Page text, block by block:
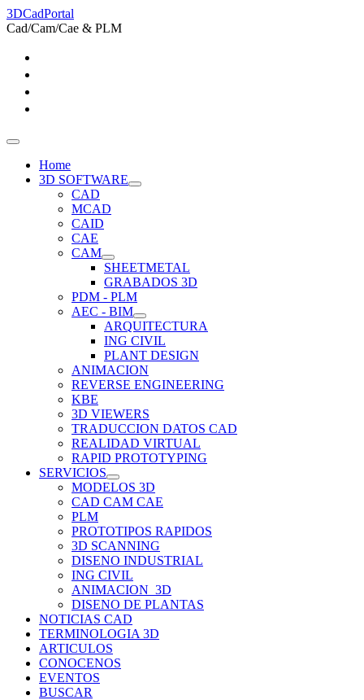
3DCadPortal
Cad/Cam/Cae & PLM
Home
3D SOFTWARE
CAD
MCAD
CAID
CAE
CAM
SHEETMETAL
GRABADOS 3D
PDM - PLM
AEC - BIM
ARQUITECTURA
ING CIVIL
PLANT DESIGN
ANIMACION
REVERSE ENGINEERING
KBE
3D VIEWERS
TRADUCCION DATOS CAD
REALIDAD VIRTUAL
RAPID PROTOTYPING
SERVICIOS
MODELOS 3D
CAD CAM CAE
PLM
PROTOTIPOS RAPIDOS
3D SCANNING
DISENO INDUSTRIAL
ING CIVIL
ANIMACION_3D
DISENO DE PLANTAS
NOTICIAS CAD
TERMINOLOGIA 3D
ARTICULOS
CONOCENOS
EVENTOS
BUSCAR